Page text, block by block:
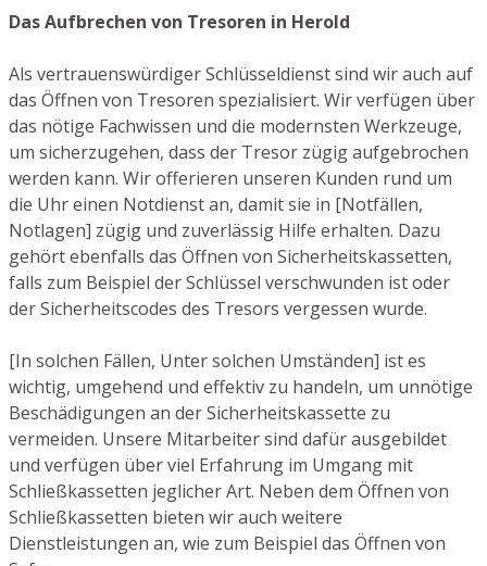
Das Aufbrechen von Tresoren in Herold
Als vertrauenswürdiger Schlüsseldienst sind wir auch auf
das Öffnen von Tresoren spezialisiert. Wir verfügen über
das nötige Fachwissen und die modernsten Werkzeuge,
um sicherzugehen, dass der Tresor zügig aufgebrochen
werden kann. Wir offerieren unseren Kunden rund um
die Uhr einen Notdienst an, damit sie in [Notfällen,
Notlagen] zügig und zuverlässig Hilfe erhalten. Dazu
gehört ebenfalls das Öffnen von Sicherheitskassetten,
falls zum Beispiel der Schlüssel verschwunden ist oder
der Sicherheitscodes des Tresors vergessen wurde.
[In solchen Fällen, Unter solchen Umständen] ist es
wichtig, umgehend und effektiv zu handeln, um unnötige
Beschädigungen an der Sicherheitskassette zu
vermeiden. Unsere Mitarbeiter sind dafür ausgebildet
und verfügen über viel Erfahrung im Umgang mit
Schließkassetten jeglicher Art. Neben dem Öffnen von
Schließkassetten bieten wir auch weitere
Dienstleistungen an, wie zum Beispiel das Öffnen von